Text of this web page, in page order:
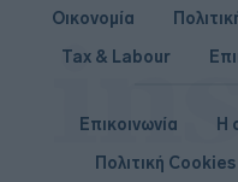
Οικονομία
Tax & Labour
Επικοινωνία Η
Πολιτική Cookies